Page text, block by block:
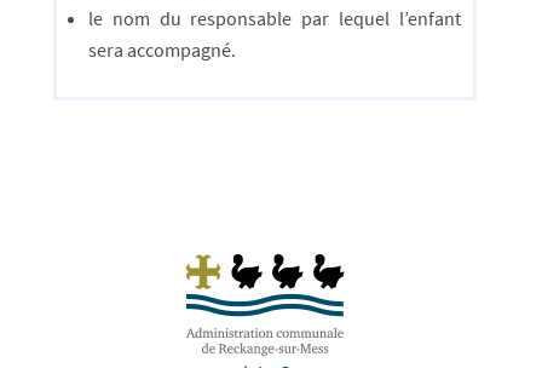
le nom du responsable par lequel l’enfant
sera accompagné.